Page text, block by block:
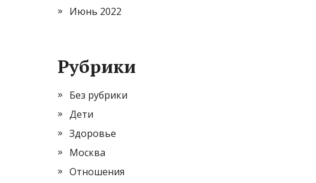
Июнь 2022
Рубрики
Без рубрики
Дети
Здоровье
Москва
Отношения